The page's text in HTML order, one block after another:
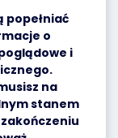
popełniać
o
i
na
stanem